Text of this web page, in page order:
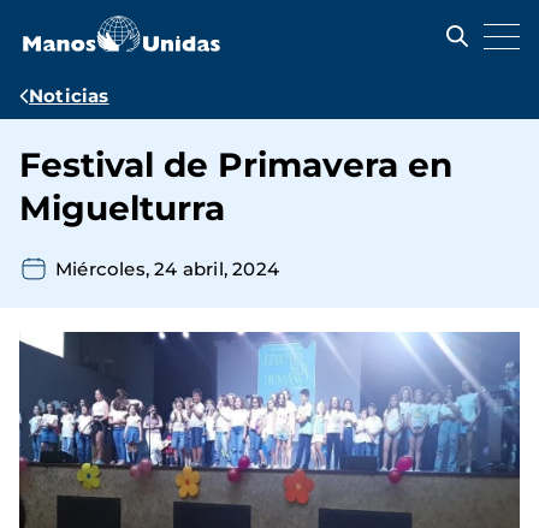
contenido
Ruta
navegación
Noticias
Festival de Primavera en
Miguelturra
Miércoles, 24 abril, 2024